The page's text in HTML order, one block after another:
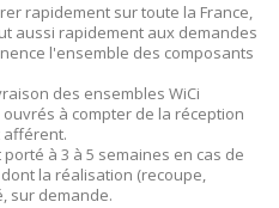
rapidement sur toute la France,
aussi rapidement aux demandes
l'ensemble des composants
des ensembles WiCi
à compter de la réception
afférent.
à 3 à 5 semaines en cas de
la réalisation (recoupe,
sur demande.